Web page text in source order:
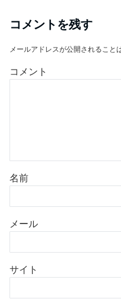
コメントを残す
メールアドレスが公開されること
コメント
名前
メール
サイト